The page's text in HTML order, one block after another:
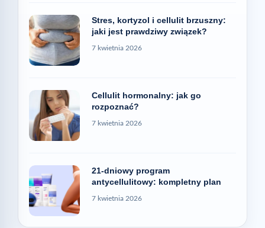
Stres, kortyzol i cellulit brzuszny:
jaki jest prawdziwy związek?
7 kwietnia 2026
Cellulit hormonalny: jak go
rozpoznać?
7 kwietnia 2026
21-dniowy program
antycellulitowy: kompletny plan
7 kwietnia 2026